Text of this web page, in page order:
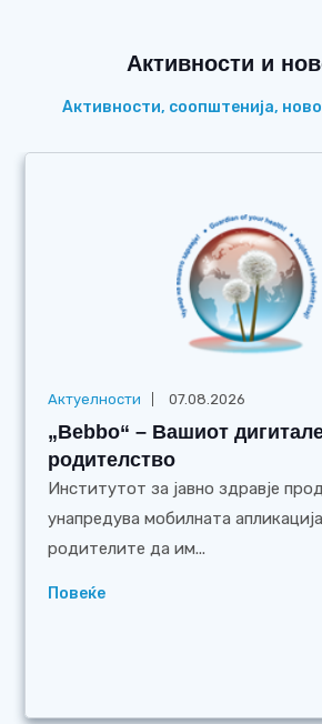
Активности и
Активности, соопштенија,
Актуелности 07.08.2026
„Bebbo“ – Вашиот
родителство
Институтот за јавно здравје
унапредува мобилната
родителите да им...
Повеќе